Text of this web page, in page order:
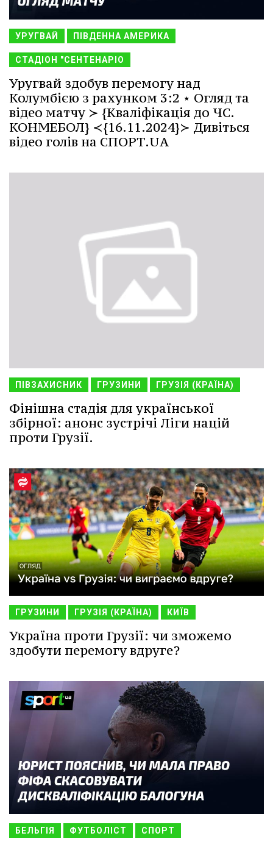
УРУГВАЙ ПІВДЕННА АМЕРИКА
СТАДІОН "СЕНТЕНАРІО
Уругвай здобув перемогу над
Колумбією з рахунком 3:2 ⋆ Огляд та
відео матчу ≻ {Кваліфікація до ЧС.
КОНМЕБОЛ} ≺{16.11.2024}≻ Дивіться
відео голів на СПОРТ.UA
ПІВЗАХИСНИК ГРУЗИНИ ГРУЗІЯ (КРАЇНА)
Фінішна стадія для української
збірної: анонс зустрічі Ліги націй
проти Грузії.
ГРУЗИНИ ГРУЗІЯ (КРАЇНА) КИЇВ
Україна проти Грузії: чи зможемо
здобути перемогу вдруге?
БЕЛЬГІЯ ФУТБОЛІСТ СПОРТ